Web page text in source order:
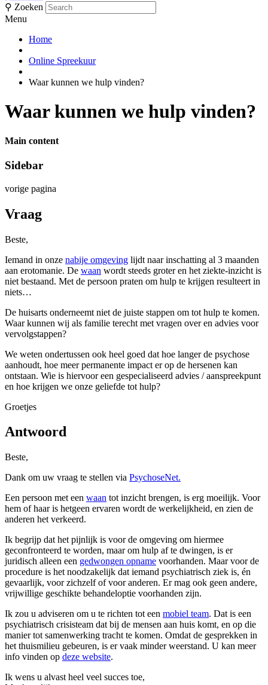
⚲ Zoeken
Menu
Home
Online Spreekuur
Waar kunnen we hulp vinden?
Waar kunnen we hulp vinden?
Main content
Sidebar
vorige pagina
Vraag
Beste,
Iemand in onze nabije omgeving lijdt naar inschatting al 3 maanden
aan erotomanie. De waan wordt steeds groter en het ziekte-inzicht is
niet bestaand. Met de persoon praten om hulp te krijgen resulteert in
niets…
De huisarts onderneemt niet de juiste stappen om tot hulp te komen.
Waar kunnen wij als familie terecht met vragen over en advies voor
vervolgstappen?
We weten ondertussen ook heel goed dat hoe langer de psychose
aanhoudt, hoe meer permanente impact er op de hersenen kan
ontstaan. Wie is hiervoor een gespecialiseerd advies / aanspreekpunt
en hoe krijgen we onze geliefde tot hulp?
Groetjes
Antwoord
Beste,
Dank om uw vraag te stellen via PsychoseNet.
Een persoon met een waan tot inzicht brengen, is erg moeilijk. Voor
hem of haar is hetgeen ervaren wordt de werkelijkheid, en zien de
anderen het verkeerd.
Ik begrijp dat het pijnlijk is voor de omgeving om hiermee
geconfronteerd te worden, maar om hulp af te dwingen, is er
juridisch alleen een gedwongen opname voorhanden. Maar voor de
procedure is het noodzakelijk dat iemand psychiatrisch ziek is, én
gevaarlijk, voor zichzelf of voor anderen. Er mag ook geen andere,
vrijwillige geschikte behandeloptie voorhanden zijn.
Ik zou u adviseren om u te richten tot een mobiel team. Dat is een
psychiatrisch crisisteam dat bij de mensen aan huis komt, en op die
manier tot samenwerking tracht te komen. Omdat de gesprekken in
het thuismilieu gebeuren, is er vaak minder weerstand. U kan meer
info vinden op deze website.
Ik wens u alvast heel veel succes toe,